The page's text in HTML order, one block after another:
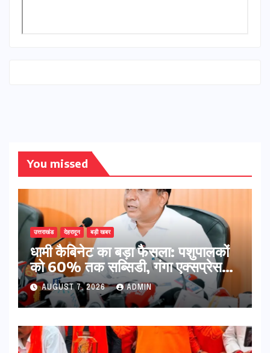
You missed
उत्तराखंड देहरादून बड़ी खबर
​धामी कैबिनेट का बड़ा फैसला: पशुपालकों
को 60% तक सब्सिडी, गंगा एक्सप्रेसवे
का हरिद्वार तक होगा विस्तार
AUGUST 7, 2026 ADMIN